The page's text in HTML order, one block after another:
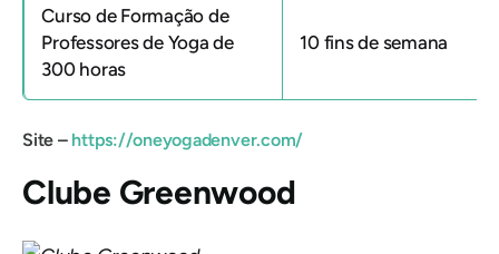
Curso de Formação de
Professores de Yoga de
300 horas
10 fins de semana
Site –https://oneyogadenver.com/
Clube Greenwood